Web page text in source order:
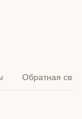
Обратная